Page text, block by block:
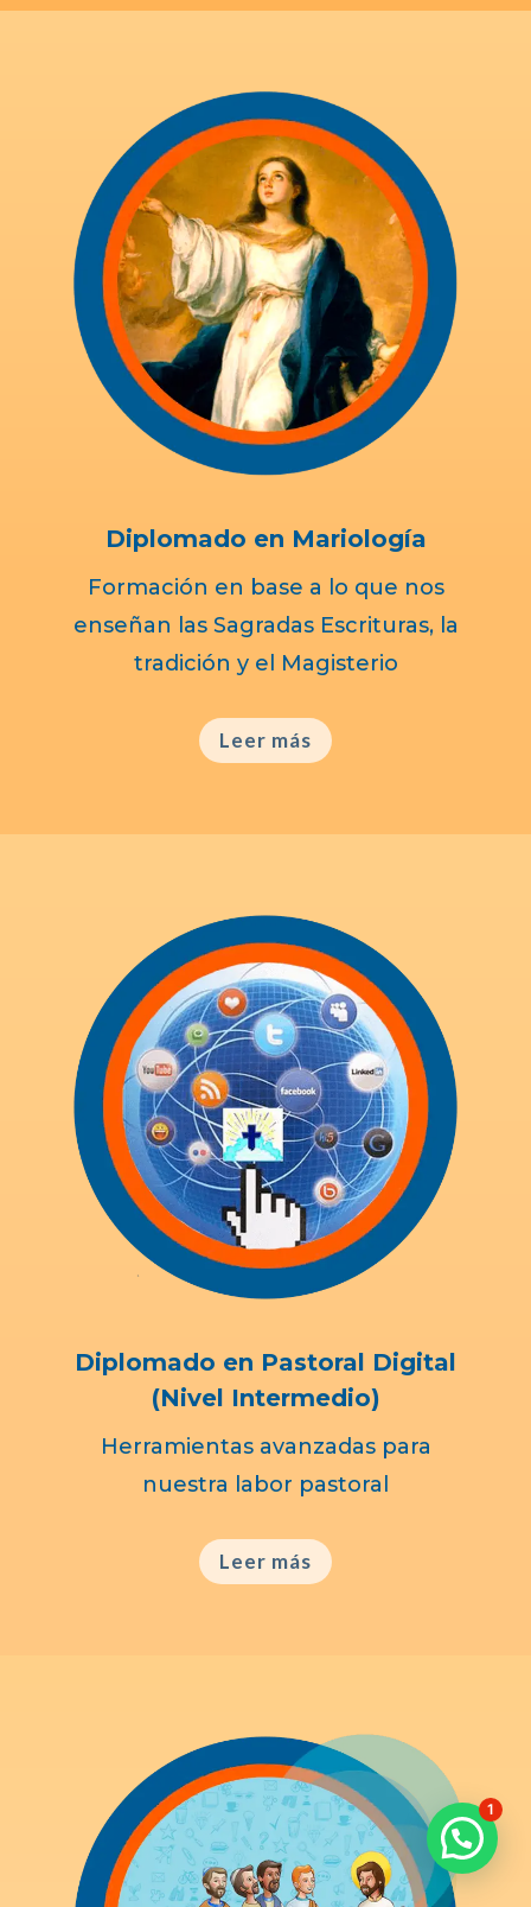
Diplomado en Mariología
Formación en base a lo que nos
enseñan las Sagradas Escrituras, la
tradición y el Magisterio
Leer más
Diplomado en Pastoral Digital
(Nivel Intermedio)
Herramientas avanzadas para
nuestra labor pastoral
Leer más
1